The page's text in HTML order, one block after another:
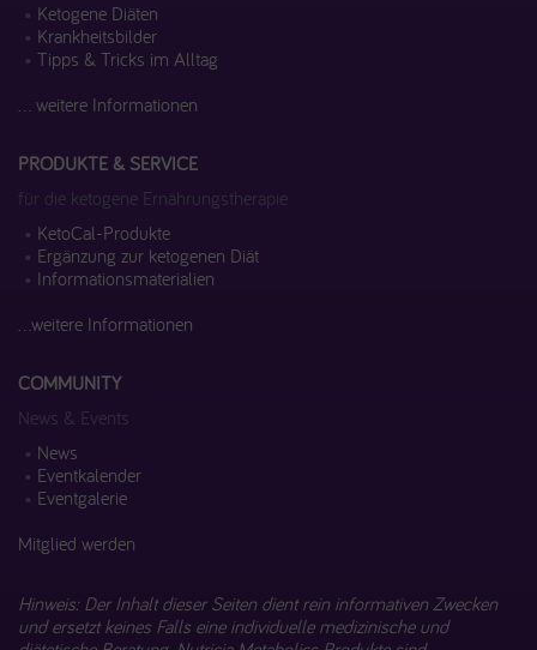
Ketogene Diäten
Krankheitsbilder
Tipps & Tricks im Alltag
... weitere Informationen
PRODUKTE & SERVICE
für die ketogene Ernährungstherapie
KetoCal-Produkte
Ergänzung zur ketogenen Diät
Informationsmaterialien
...weitere Informationen
COMMUNITY
News & Events
News
Eventkalender
Eventgalerie
Mitglied werden
Hinweis: Der Inhalt dieser Seiten dient rein informativen Zwecken
und ersetzt keines Falls eine individuelle medizinische und